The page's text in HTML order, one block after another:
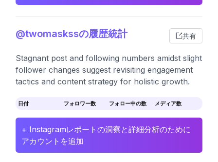
@twomaskssの履歴統計 共有
Stagnant post and following numbers amidst slight
follower changes suggest revisiting engagement
tactics and content strategy for holistic growth.
日付 フォロワー数 フォロー中の数 メディア数
+ Instagramレポートの洞察と詳細分析のために
アカウントを追加